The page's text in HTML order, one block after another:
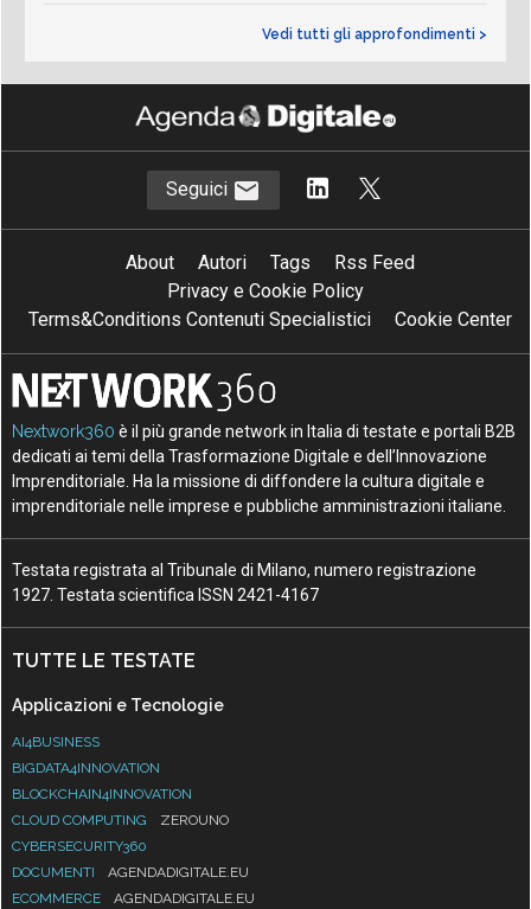
Vedi tutti gli approfondimenti >
Seguici
About Autori Tags
Rss Feed
Privacy e Cookie Policy
Terms&Conditions Contenuti Specialistici
Cookie Center
Nextwork360 è il più grande network in Italia di testate e portali B2B
dedicati ai temi della Trasformazione Digitale e dell’Innovazione
Imprenditoriale. Ha la missione di diffondere la cultura digitale e
imprenditoriale nelle imprese e pubbliche amministrazioni italiane.
Testata registrata al Tribunale di Milano, numero registrazione
1927. Testata scientifica ISSN 2421-4167
TUTTE LE TESTATE
Applicazioni e Tecnologie
AI4BUSINESS
BIGDATA4INNOVATION
BLOCKCHAIN4INNOVATION
CLOUD COMPUTING
ZEROUNO
CYBERSECURITY360
DOCUMENTI
AGENDADIGITALE.EU
ECOMMERCE
AGENDADIGITALE.EU